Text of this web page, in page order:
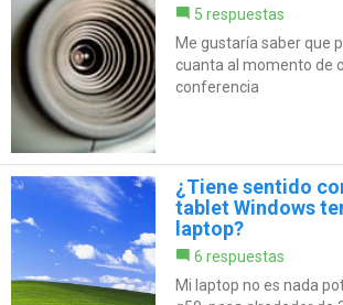
5 respuestas
Me gustaría saber que
cuanta al momento de
conferencia
¿Tiene sentido
tablet Windows
laptop?
6 respuestas
Mi laptop no es nada